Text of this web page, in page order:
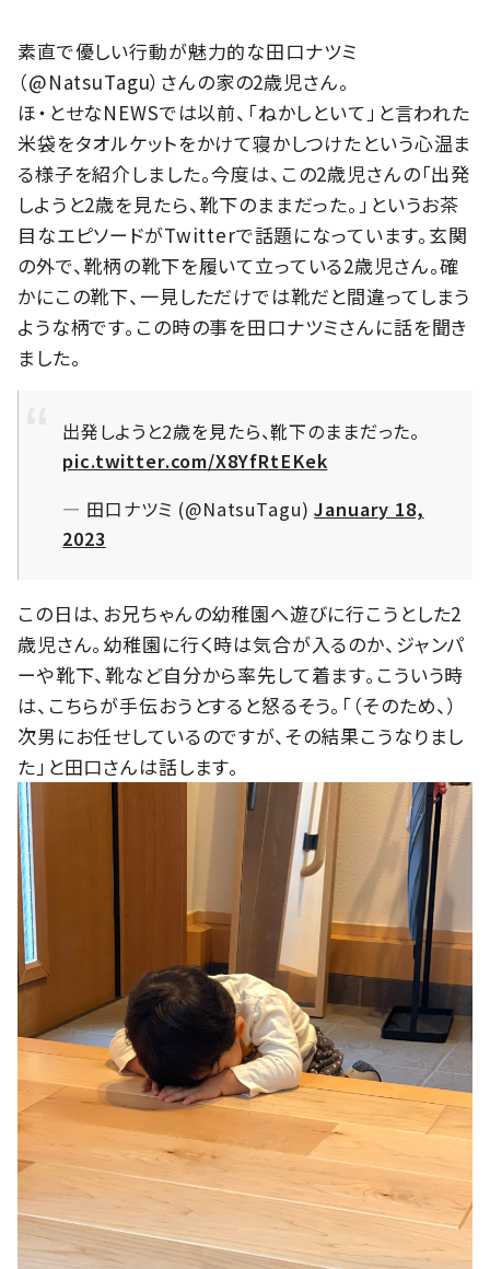
素直で優しい行動が魅力的な田口ナツミ
（@NatsuTagu）さんの家の2歳児さん。
ほ・とせなNEWSでは以前、「ねかしといて」と言われた
米袋をタオルケットをかけて寝かしつけたという心温ま
る様子を紹介しました。今度は、この2歳児さんの「出発
しようと2歳を見たら、靴下のままだった。」というお茶
目なエピソードがTwitterで話題になっています。玄関
の外で、靴柄の靴下を履いて立っている2歳児さん。確
かにこの靴下、一見しただけでは靴だと間違ってしまう
ような柄です。この時の事を田口ナツミさんに話を聞き
ました。
出発しようと2歳を見たら、靴下のままだった。
pic.twitter.com/X8YfRtEKek
— 田口ナツミ (@NatsuTagu)January 18,
2023
この日は、お兄ちゃんの幼稚園へ遊びに行こうとした2
歳児さん。幼稚園に行く時は気合が入るのか、ジャンパ
ーや靴下、靴など自分から率先して着ます。こういう時
は、こちらが手伝おうとすると怒るそう。「（そのため、）
次男にお任せしているのですが、その結果こうなりまし
た」と田口さんは話します。